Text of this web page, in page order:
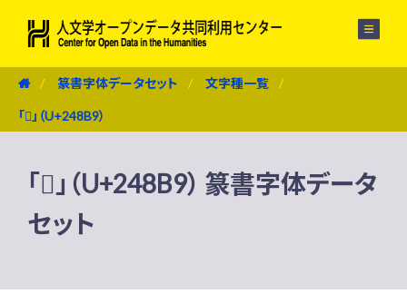
篆書字体データセット 文字種一覧
「𤢹」（U+248B9）
「𤢹」（U+248B9） 篆書字体データ
セット